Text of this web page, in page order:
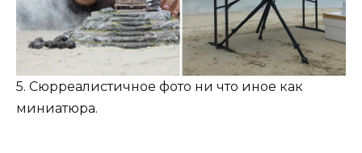
5. Сюрреалистичное фото ни что иное как
миниатюра.